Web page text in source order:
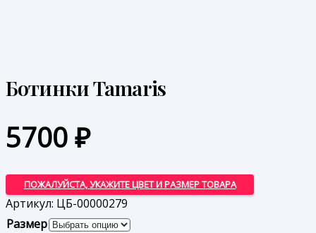
Ботинки Tamaris
5700₽
ПОЖАЛУЙСТА, УКАЖИТЕ ЦВЕТ И РАЗМЕР ТОВАРА
Артикул: ЦБ-00000279
Размер